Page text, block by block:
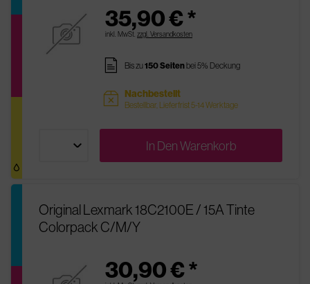
35,90 € *
inkl. MwSt. zzgl. Versandkosten
pages Bis zu150 Seitenbei 5% Deckung
sold Nachbestellt
Bestellbar, Lieferfrist 5-14 Werktage
In DenWarenkorb
Original Lexmark 18C2100E / 15A Tinte
Colorpack C/M/Y
30,90 € *